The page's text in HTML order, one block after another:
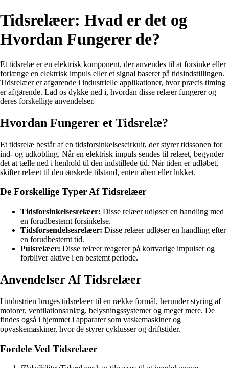
Tidsrelæer: Hvad er det og
Hvordan Fungerer de?
Et tidsrelæ er en elektrisk komponent, der anvendes til at forsinke eller
forlænge en elektrisk impuls eller et signal baseret på tidsindstillingen.
Tidsrelæer er afgørende i industrielle applikationer, hvor præcis timing
er afgørende. Lad os dykke ned i, hvordan disse relæer fungerer og
deres forskellige anvendelser.
Hvordan Fungerer et Tidsrelæ?
Et tidsrelæ består af en tidsforsinkelsescirkuit, der styrer tidssonen for
ind- og udkobling. Når en elektrisk impuls sendes til relæet, begynder
det at tælle ned i henhold til den indstillede tid. Når tiden er udløbet,
skifter relæet til den ønskede tilstand, enten åben eller lukket.
De Forskellige Typer Af Tidsrelæer
Tidsforsinkelsesrelæer: Disse relæer udløser en handling med
en forudbestemt forsinkelse.
Tidsforsendelsesrelæer: Disse relæer udløser en handling efter
en forudbestemt tid.
Pulsrelæer: Disse relæer reagerer på kortvarige impulser og
forbliver aktive i en bestemt periode.
Anvendelser Af Tidsrelæer
I industrien bruges tidsrelæer til en række formål, herunder styring af
motorer, ventilationsanlæg, belysningssystemer og meget mere. De
findes også i hjemmet i apparater som vaskemaskiner og
opvaskemaskiner, hvor de styrer cyklusser og driftstider.
Fordele Ved Tidsrelæer